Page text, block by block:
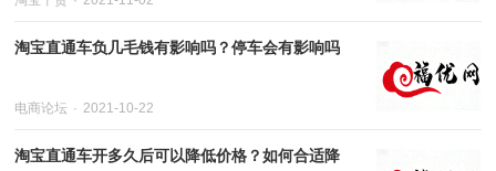
淘宝直通车负几毛钱有影响吗？停车会有影响吗
电商论坛 2021-10-22
淘宝直通车开多久后可以降低价格？如何合适降